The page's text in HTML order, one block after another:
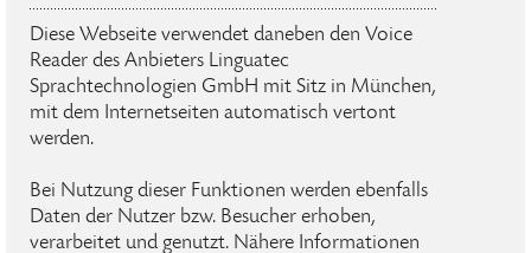
Diese Webseite verwendet daneben den Voice
Reader des Anbieters Linguatec
Sprachtechnologien GmbH mit Sitz in München,
mit dem Internetseiten automatisch vertont
werden.
Bei Nutzung dieser Funktionen werden ebenfalls
Daten der Nutzer bzw. Besucher erhoben,
verarbeitet und genutzt. Nähere Informationen